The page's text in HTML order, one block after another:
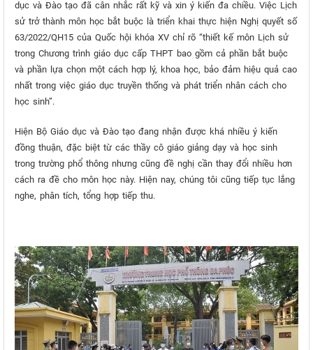
dục và Đào tạo đã cân nhắc rất kỹ và xin ý kiến đa chiều. Việc Lịch
sử trở thành môn học bắt buộc là triển khai thực hiện Nghị quyết số
63/2022/QH15 của Quốc hội khóa XV chỉ rõ “thiết kế môn Lịch sử
trong Chương trình giáo dục cấp THPT bao gồm cả phần bắt buộc
và phần lựa chọn một cách hợp lý, khoa học, bảo đảm hiệu quả cao
nhất trong việc giáo dục truyền thống và phát triển nhân cách cho
học sinh”.
Hiện Bộ Giáo dục và Đào tạo đang nhận được khá nhiều ý kiến
đồng thuận, đặc biệt từ các thầy cô giáo giảng dạy và học sinh
trong trường phổ thông nhưng cũng đề nghị cần thay đổi nhiều hơn
cách ra đề cho môn học này. Hiện nay, chúng tôi cũng tiếp tục lắng
nghe, phân tích, tổng hợp tiếp thu.